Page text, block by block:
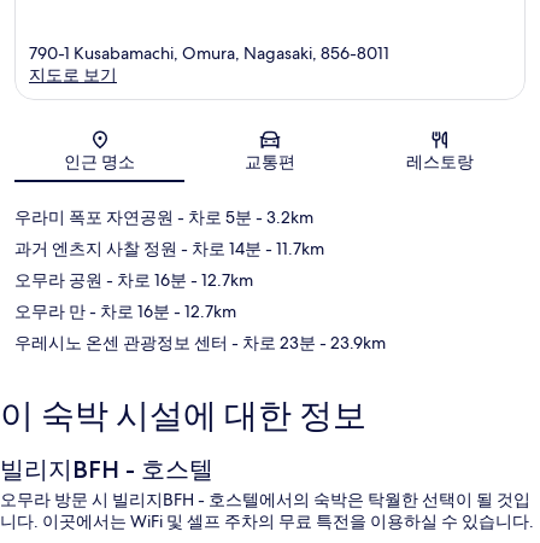
지도
790-1 Kusabamachi, Omura, Nagasaki, 856-8011
지도로 보기
인근 명소 교통편 레스토랑
우라미 폭포 자연공원 - 차로 5분 - 3.2km
과거 엔츠지 사찰 정원 - 차로 14분 - 11.7km
오무라 공원 - 차로 16분 - 12.7km
오무라 만- 차로 16분 - 12.7km
우레시노 온센 관광정보 센터 - 차로 23분 - 23.9km
이 숙박 시설에 대한 정보
빌리지BFH - 호스텔
오무라 방문 시 빌리지BFH - 호스텔에서의 숙박은 탁월한 선택이 될 것입
니다. 이곳에서는 WiFi 및 셀프 주차의 무료 특전을 이용하실 수 있습니다.